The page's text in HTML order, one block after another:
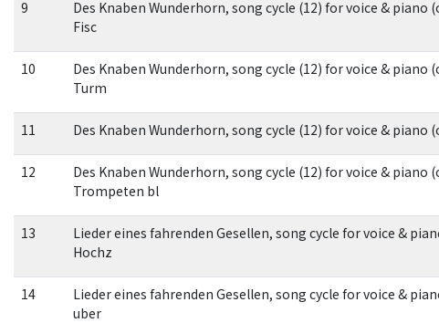
9
Des Knaben Wunderhorn, song cycle (12) for voice & piano
Fisc
10
Des Knaben Wunderhorn, song cycle (12) for voice &
Turm
11 Des Knaben Wunderhorn, song cycle (12) for voice &
12
Des Knaben Wunderhorn, song cycle (12) for voice & piano
Trompeten bl
13
Lieder eines fahrenden Gesellen, song cycle for voice &
Hochz
14
Lieder eines fahrenden Gesellen, song cycle for voice &
uber